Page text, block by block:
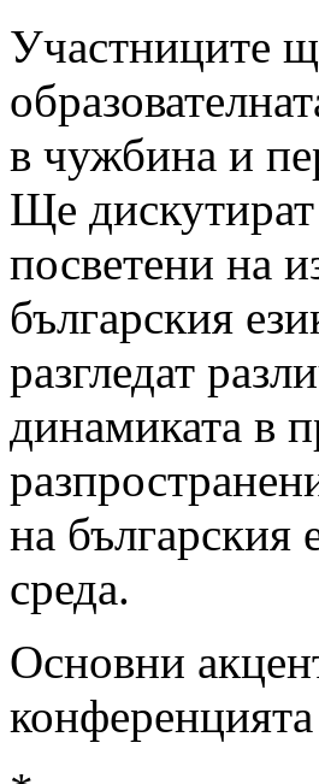
Участниците
в чужбина и
Ще
посветени на
българския
разгледат
динамиката в
на българския
среда.
Основни
конференцията